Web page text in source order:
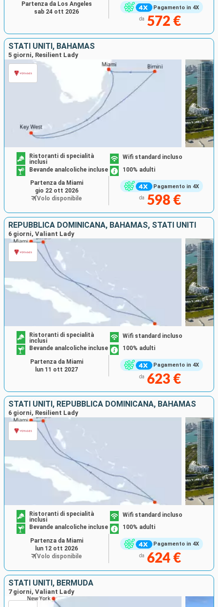
Pagamento in 4X
da 572 €
Partenza da Los Angeles
sab 24 ott 2026
STATI UNITI, BAHAMAS
5 giorni, Resilient Lady
Pagamento in 4X
Ristoranti di specialità
inclusi
Wifi standard incluso
Bevande analcoliche incluse
100% adulti
da 598 €
Partenza da Miami
gio 22 ott 2026
Volo disponibile
REPUBBLICA DOMINICANA, BAHAMAS, STATI UNITI
6 giorni, Valiant Lady
Pagamento in 4X
Ristoranti di specialità
inclusi
Wifi standard incluso
Bevande analcoliche incluse
100% adulti
da 623 €
Partenza da Miami
lun 11 ott 2027
STATI UNITI, REPUBBLICA DOMINICANA, BAHAMAS
6 giorni, Resilient Lady
Pagamento in 4X
Ristoranti di specialità
inclusi
Wifi standard incluso
Bevande analcoliche incluse
100% adulti
da 624 €
Partenza da Miami
lun 12 ott 2026
Volo disponibile
STATI UNITI, BERMUDA
7 giorni, Valiant Lady